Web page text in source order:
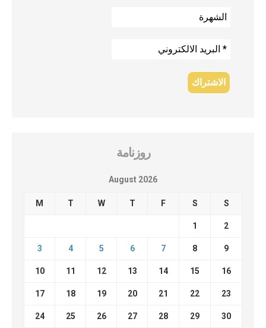
روزنامة
August 2026
M T W T F S S
1 2
3 4 5 6 7 8 9
10 11 12 13 14 15 16
17 18 19 20 21 22 23
24 25 26 27 28 29 30